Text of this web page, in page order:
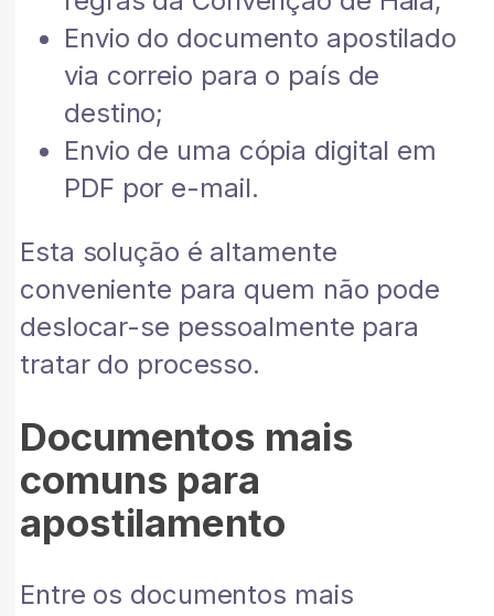
Envio do documento apostilado
via correio para o país de
destino;
Envio de uma cópia digital em
PDF por e-mail.
Esta solução é altamente
conveniente para quem não pode
deslocar-se pessoalmente para
tratar do processo.
Documentos mais
comuns para
apostilamento
Entre os documentos mais